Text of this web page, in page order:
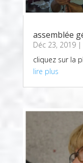
assemblée
Déc 23, 2019|
cliquez sur la
lire plus